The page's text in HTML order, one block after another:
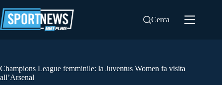
al
contenuto
Cerca
Champions League femminile: la Juventus Women fa visita
all’Arsenal